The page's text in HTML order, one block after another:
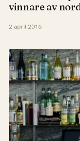
vinnare av
2 april 2016